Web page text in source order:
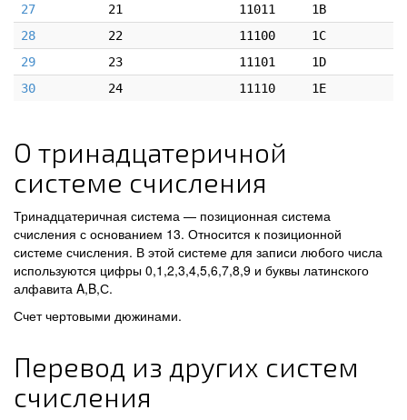
27
21 11011
1B
28
22 11100
1C
29
23 11101
1D
30
24 11110 1E
О тринадцатеричной
системе счисления
Тринадцатеричная система — позиционная система
счисления с основанием 13. Относится к позиционной
системе счисления. В этой системе для записи любого числа
используются цифры 0,1,2,3,4,5,6,7,8,9 и буквы латинского
алфавита A,B,С.
Счет чертовыми дюжинами.
Перевод из других систем
счисления